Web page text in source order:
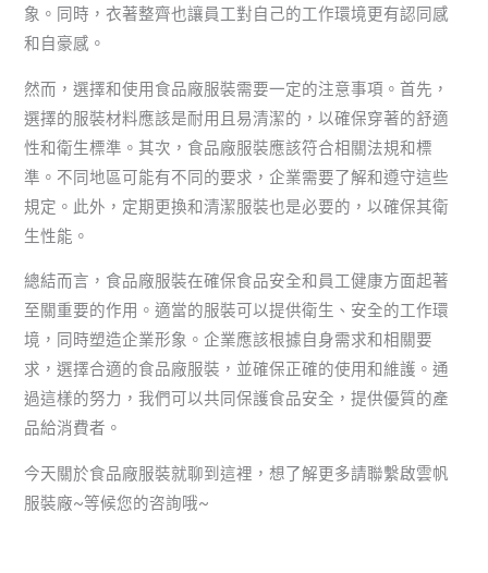
象。同時，衣著整齊也讓員工對自己的工作環境更有認同感
和自豪感。
然而，選擇和使用食品廠服裝需要一定的注意事項。首先，
選擇的服裝材料應該是耐用且易清潔的，以確保穿著的舒適
性和衛生標準。其次，食品廠服裝應該符合相關法規和標
準。不同地區可能有不同的要求，企業需要了解和遵守這些
規定。此外，定期更換和清潔服裝也是必要的，以確保其衛
生性能。
總結而言，食品廠服裝在確保食品安全和員工健康方面起著
至關重要的作用。適當的服裝可以提供衛生、安全的工作環
境，同時塑造企業形象。企業應該根據自身需求和相關要
求，選擇合適的食品廠服裝，並確保正確的使用和維護。通
過這樣的努力，我們可以共同保護食品安全，提供優質的產
品給消費者。
今天關於食品廠服裝就聊到這裡，想了解更多請聯繫啟雲帆
服裝廠~等候您的咨詢哦~